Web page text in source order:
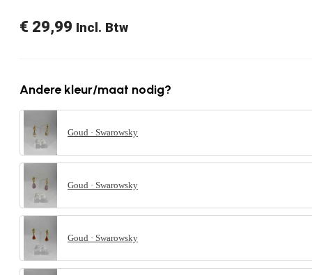
€ 29,99 Incl. Btw
Andere kleur/maat nodig?
Goud · Swarowsky
Goud · Swarowsky
Goud · Swarowsky